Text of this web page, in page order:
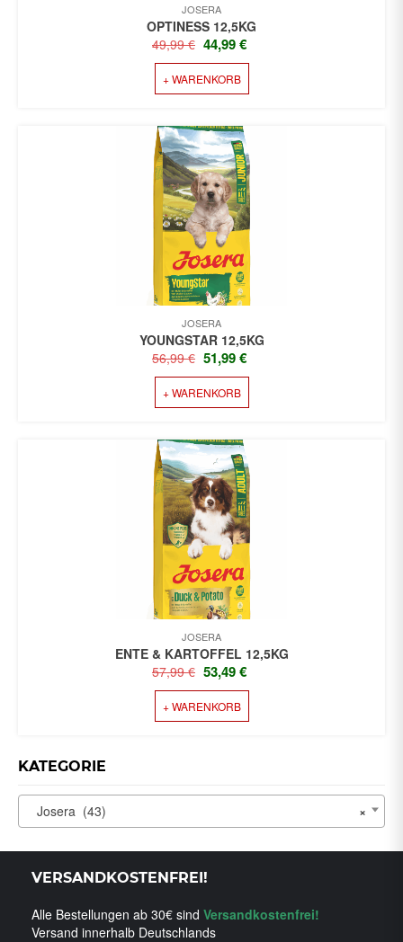
JOSERA
OPTINESS 12,5KG
49,99€ URSPRÜNGLICHER
PREIS
WAR:
49,99 €
44,99€
+ WARENKORB
JOSERA
YOUNGSTAR 12,5KG
56,99€ URSPRÜNGLICHER
PREIS
WAR:
56,99 €
51,99€
+ WARENKORB
JOSERA
ENTE & KARTOFFEL 12,5KG
57,99€ URSPRÜNGLICHER
PREIS
WAR:
57,99 €
53,49€
+ WARENKORB
KATEGORIE
×
Josera (43)
VERSANDKOSTENFREI!
Alle Bestellungen ab 30€ sind Versandkostenfrei!
Versand innerhalb Deutschlands